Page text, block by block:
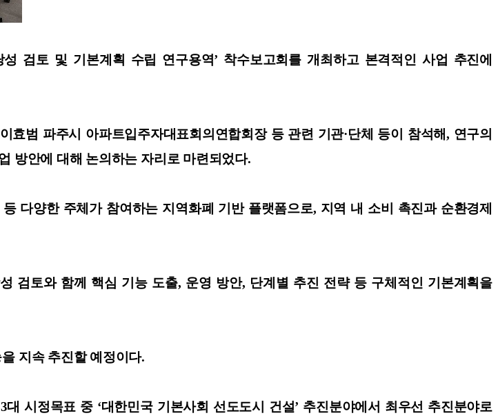
검토 및 기본계획 수립 연구용역’ 착수보고회를 개최하고 본격적인 사업 추진에
범 파주시 아파트입주자대표회의연합회장 등 관련 기관·단체 등이 참석해, 연구의
방안에 대해 논의하는 자리로 마련되었다.
다양한 주체가 참여하는 지역화폐 기반 플랫폼으로, 지역 내 소비 촉진과 순환경제
검토와 함께 핵심 기능 도출, 운영 방안, 단계별 추진 전략 등 구체적인 기본계획을
지속 추진할 예정이다.
시정목표 중 ‘대한민국 기본사회 선도도시 건설’ 추진분야에서 최우선 추진분야로